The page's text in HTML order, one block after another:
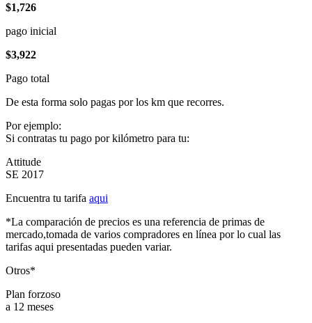
$1,726
pago inicial
$3,922
Pago total
De esta forma solo pagas por los km que recorres.
Por ejemplo:
Si contratas tu pago por kilómetro para tu:
Attitude
SE 2017
Encuentra tu tarifa aqui
*La comparación de precios es una referencia de primas de
mercado,tomada de varios compradores en línea por lo cual las
tarifas aqui presentadas pueden variar.
Otros*
Plan forzoso
a 12 meses